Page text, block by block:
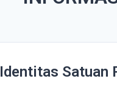
Identitas Satuan